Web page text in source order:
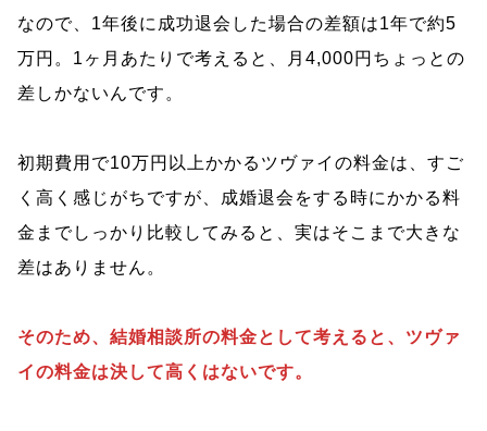
なので、1年後に成功退会した場合の差額は1年で約5
万円。1ヶ月あたりで考えると、月4,000円ちょっとの
差しかないんです。
初期費用で10万円以上かかるツヴァイの料金は、すご
く高く感じがちですが、成婚退会をする時にかかる料
金までしっかり比較してみると、実はそこまで大きな
差はありません。
そのため、結婚相談所の料金として考えると、ツヴァ
イの料金は決して高くはないです。